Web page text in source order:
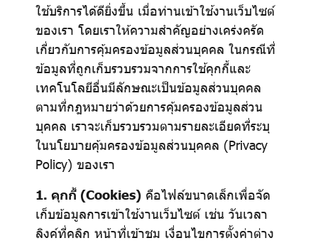
ใช้บริการได้ดียิ่งขึ้น เมื่อท่านเข้าใช้งานเว็บไซต์
ของเรา โดยเราให้ความสำคัญอย่างเคร่งครัด
เกี่ยวกับการคุ้มครองข้อมูลส่วนบุคคล ในกรณีที่
ข้อมูลที่ถูกเก็บรวบรวมจากการใช้คุกกี้และ
เทคโนโลยีอื่นมีลักษณะเป็นข้อมูลส่วนบุคคล
ตามที่กฎหมายว่าด้วยการคุ้มครองข้อมูลส่วน
บุคคล เราจะเก็บรวบรวมตามรายละเอียดที่ระบุ
ในนโยบายคุ้มครองข้อมูลส่วนบุคคล (Privacy
Policy) ของเรา
1. คุกกี้ (Cookies) คือไฟล์ขนาดเล็กเพื่อจัด
เก็บข้อมูลการเข้าใช้งานเว็บไซต์ เช่น วันเวลา
ลิงค์ที่คลิก หน้าที่เข้าชม เงื่อนไขการตั้งค่าต่าง